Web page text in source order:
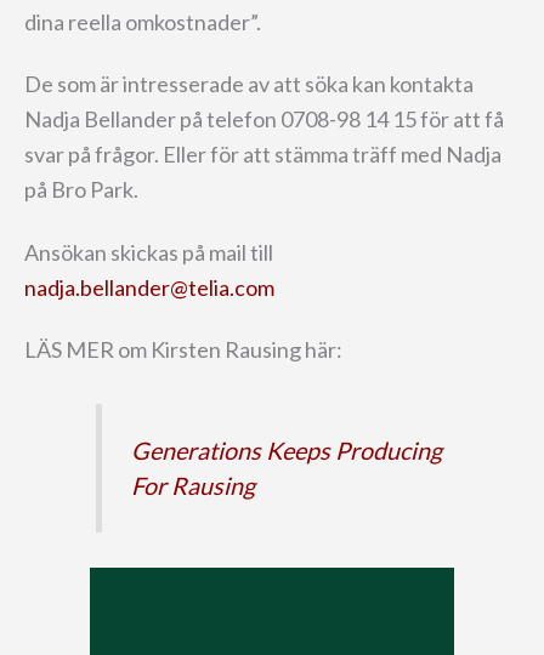
dina reella omkostnader”.
De som är intresserade av att söka kan kontakta
Nadja Bellander på telefon 0708-98 14 15 för att få
svar på frågor. Eller för att stämma träff med Nadja
på Bro Park.
Ansökan skickas på mail till
nadja.bellander@telia.com
LÄS MER om Kirsten Rausing här:
Generations Keeps Producing
For Rausing